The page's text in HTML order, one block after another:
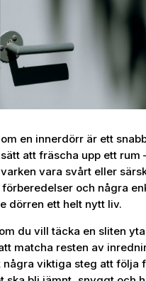
en innerdörr är ett
att fräscha upp ett rum
vara svårt eller
och några
dörren ett helt nytt liv.
du vill täcka en sliten
matcha resten av
några viktiga steg att följa